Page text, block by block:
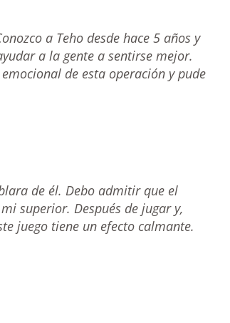
a Teho desde hace 5 años y
a la gente a sentirse mejor.
de esta operación y pude
de él. Debo admitir que el
superior. Después de jugar y,
juego tiene un efecto calmante.